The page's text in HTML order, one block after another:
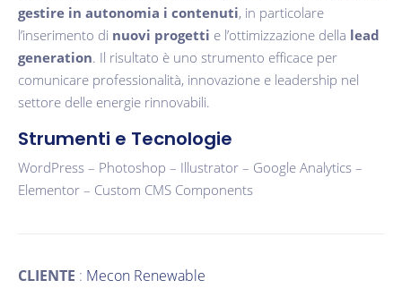
gestire in autonomia i contenuti, in particolare
l’inserimento di nuovi progetti e l’ottimizzazione della lead
generation. Il risultato è uno strumento efficace per
comunicare professionalità, innovazione e leadership nel
settore delle energie rinnovabili.
Strumenti e Tecnologie
WordPress – Photoshop – Illustrator – Google Analytics –
Elementor – Custom CMS Components
CLIENTE : Mecon Renewable